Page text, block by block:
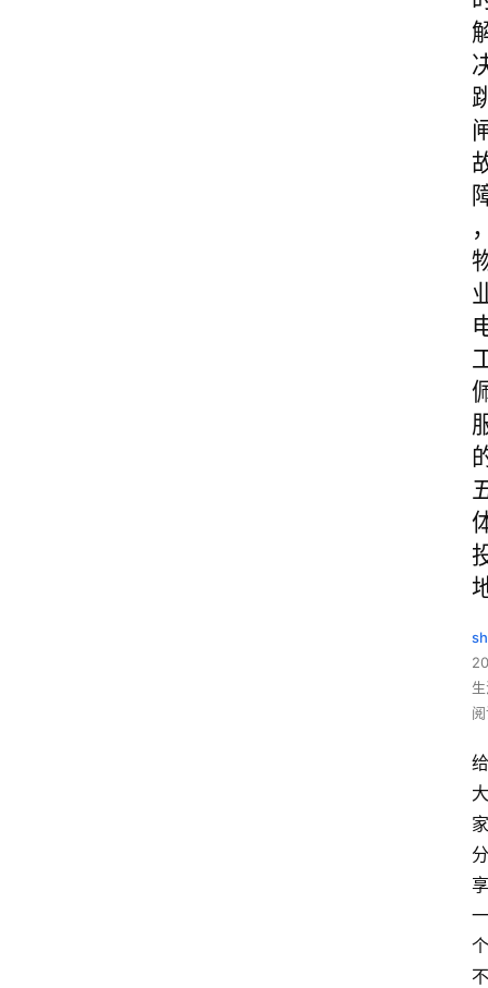
给
大
家
分
享
一
个
不